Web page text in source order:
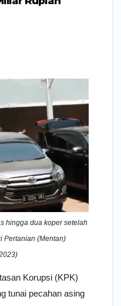
hingga dua koper setelah
Pertanian (Mentan)
Korupsi (KPK)
tunai pecahan asing